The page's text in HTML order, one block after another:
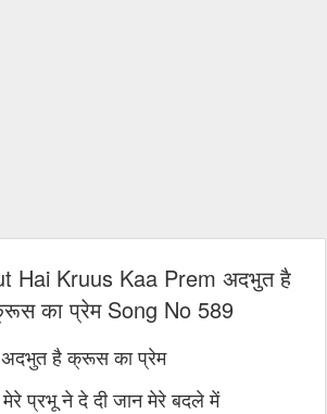
Hai Kruus Kaa Prem अदभुत है
का प्रेम Song No 589
अदभुत है क्रूस का प्रेम
प्रभू ने दे दी जान मेरे बदले में